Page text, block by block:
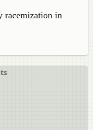
racemization in